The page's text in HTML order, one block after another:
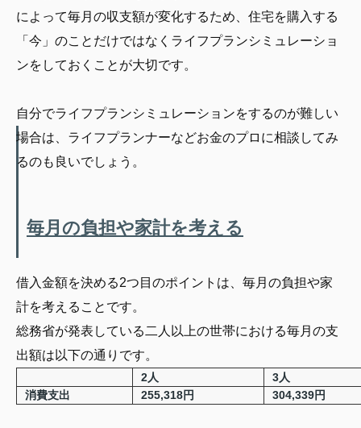
によって毎月の収支額が変化するため、住宅を購入する
「今」のことだけではなくライフプランシミュレーショ
ンをしておくことが大切です。
自分でライフプランシミュレーションをするのが難しい
場合は、ライフプランナーなどお金のプロに相談してみ
るのも良いでしょう。
毎月の負担や家計を考える
借入金額を決める2つ目のポイントは、毎月の負担や家
計を考えることです。
総務省が発表している二人以上の世帯における毎月の支
出額は以下の通りです。
2人
3人
消費支出
255,318円 304,339円